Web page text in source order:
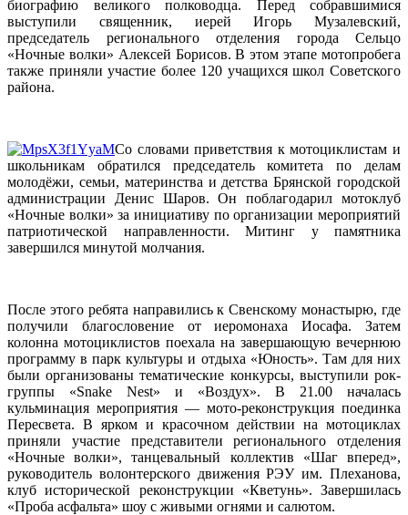
биографию великого полководца. Перед собравшимися
выступили священник, иерей Игорь Музалевский,
председатель регионального отделения города Сельцо
«Ночные волки» Алексей Борисов. В этом этапе мотопробега
также приняли участие более 120 учащихся школ Советского
района.
Со словами приветствия к мотоциклистам и
школьникам обратился председатель комитета по делам
молодёжи, семьи, материнства и детства Брянской городской
администрации Денис Шаров. Он поблагодарил мотоклуб
«Ночные волки» за инициативу по организации мероприятий
патриотической направленности. Митинг у памятника
завершился минутой молчания.
После этого ребята направились к Свенскому монастырю, где
получили благословение от иеромонаха Иосафа. Затем
колонна мотоциклистов поехала на завершающую вечернюю
программу в парк культуры и отдыха «Юность». Там для них
были организованы тематические конкурсы, выступили рок-
группы «Snake Nest» и «Воздух». В 21.00 началась
кульминация мероприятия — мото-реконструкция поединка
Пересвета. В ярком и красочном действии на мотоциклах
приняли участие представители регионального отделения
«Ночные волки», танцевальный коллектив «Шаг вперед»,
руководитель волонтерского движения РЭУ им. Плеханова,
клуб исторической реконструкции «Кветунь». Завершилась
«Проба асфальта» шоу с живыми огнями и салютом.